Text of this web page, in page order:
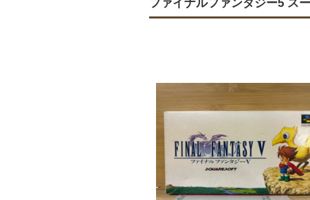
ファイナルファンタジー5 ス